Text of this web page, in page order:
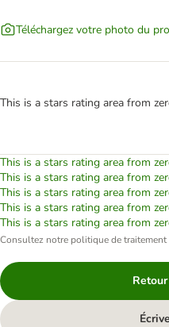
Téléchargez votre photo du
This is a stars rating area from
This is a stars rating area from
This is a stars rating area from
This is a stars rating area from
This is a stars rating area from
This is a stars rating area from
Consultez notre politique de traitement